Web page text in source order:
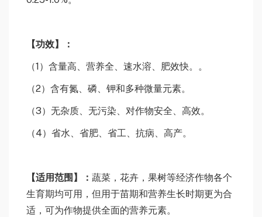
【功效】：
（1）含量高、营养全、速水溶、肥效快。。
（2）含有氮、磷、钾和多种微量元素。
（3）无杂质、无污染、对作物安全、高效。
（4）省水、省肥、省工、抗病、高产。
【适用范围】： 蔬菜，花卉，果树等经济作物各个
生育期均可用，但用于苗期和营养生长时期更为合
适，可为作物提供全面的营养元素。